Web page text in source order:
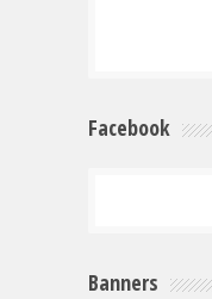
Facebook
Banners